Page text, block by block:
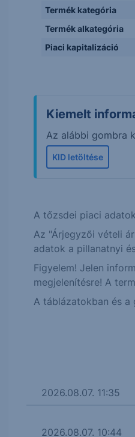
Termék kategória
Termék alkategória
Piaci kapitalizáció
Kiemelt
Az alábbi gombra
KID letöltése
A tőzsdei piaci
Az "Árjegyzői vételi
adatok a pillanatnyi
Figyelem! Jelen
megjelenítésre! A
A táblázatokban és a
2026.08.07. 11:35
2026.08.07. 10:44